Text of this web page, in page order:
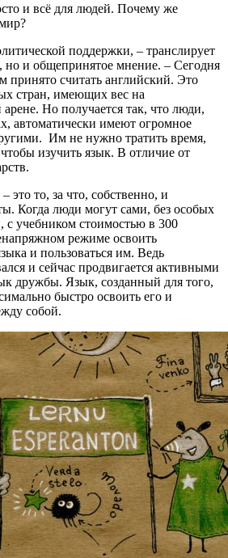
и всё для людей. Почему же
поддержки, – транслирует
но и общепринятое мнение. – Сегодня
считать английский. Это
стран, имеющих вес на
Но получается так, что люди,
автоматически имеют огромное
Им не нужно тратить время,
изучить язык. В отличие от
это то, за что, собственно, и
Когда люди могут сами, без особых
учебником стоимостью в 300
режиме освоить
и пользоваться им. Ведь
и сейчас продвигается активными
дружбы. Язык, созданный для того,
быстро освоить его и
собой.